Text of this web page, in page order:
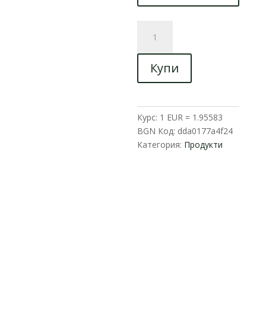
Триместна
електрическа
триколка
Motors
LUXURY
BUS
Green
Купи
Курс: 1 EUR = 1.95583
BGN Код: dda0177a4f24
Категория: Продукти